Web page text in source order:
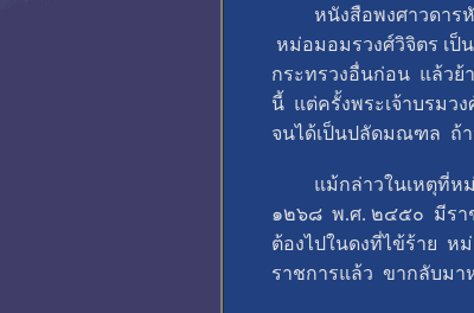
หนังสือพงศาวดารหัว
หม่อมอมรวงศ์วิจิตร เป็
กระทรวงอื่นก่อน แล้ว
นี้ แต่ครั้งพระเจ้าบรมว
จนได้เป็นปลัดมณฑล ถ้า
แม้กล่าวในเหตุที่หม่อ
๑๒๖๘ พ.ศ. ๒๔๕๐ มีราช
ต้องไปในดงที่ไข้ร้าย ห
ราชการแล้ว ขากลับม